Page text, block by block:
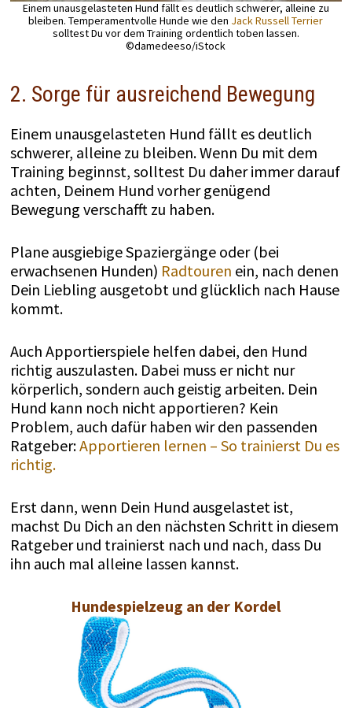
Einem unausgelasteten Hund fällt es deutlich schwerer, alleine zu
bleiben. Temperamentvolle Hunde wie den Jack Russell Terrier
solltest Du vor dem Training ordentlich toben lassen.
©damedeeso/iStock
2. Sorge für ausreichend Bewegung
Einem unausgelasteten Hund fällt es deutlich
schwerer, alleine zu bleiben. Wenn Du mit dem
Training beginnst, solltest Du daher immer darauf
achten, Deinem Hund vorher genügend
Bewegung verschafft zu haben.
Plane ausgiebige Spaziergänge oder (bei
erwachsenen Hunden) Radtouren ein, nach denen
Dein Liebling ausgetobt und glücklich nach Hause
kommt.
Auch Apportierspiele helfen dabei, den Hund
richtig auszulasten. Dabei muss er nicht nur
körperlich, sondern auch geistig arbeiten. Dein
Hund kann noch nicht apportieren? Kein
Problem, auch dafür haben wir den passenden
Ratgeber:Apportieren lernen – So trainierst Du es
richtig.
Erst dann, wenn Dein Hund ausgelastet ist,
machst Du Dich an den nächsten Schritt in diesem
Ratgeber und trainierst nach und nach, dass Du
ihn auch mal alleine lassen kannst.
Hundespielzeug an der Kordel